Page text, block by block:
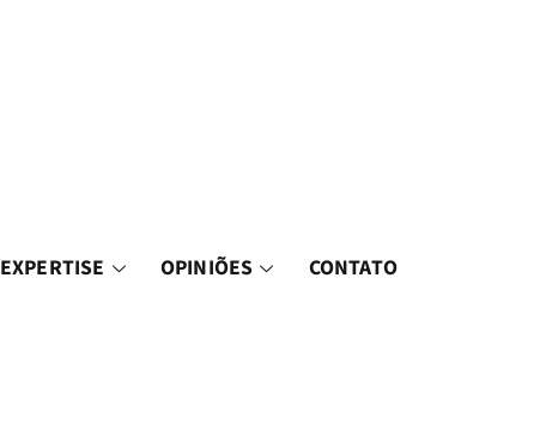
EXPERTISE OPINIÕES CONTATO